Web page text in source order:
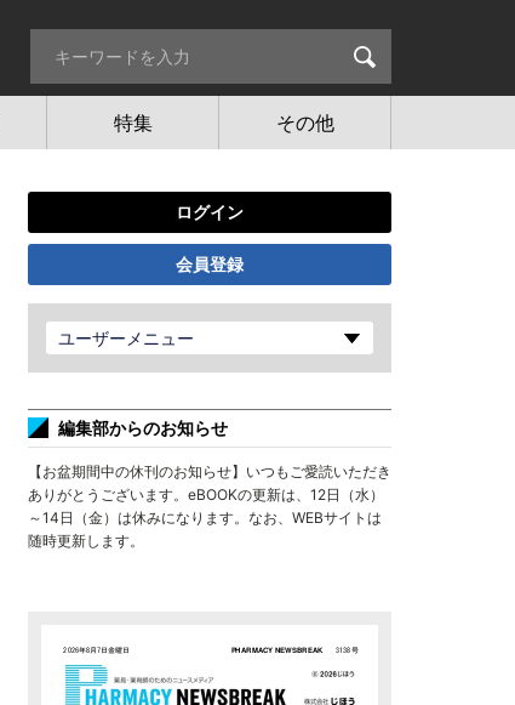
特集 その他
ログイン
会員登録
ユーザーメニュー
編集部からのお知らせ
【お盆期間中の休刊のお知らせ】いつもご愛読いただき
ありがとうございます。eBOOKの更新は、12日（水）
～14日（金）は休みになります。なお、WEBサイトは
随時更新します。